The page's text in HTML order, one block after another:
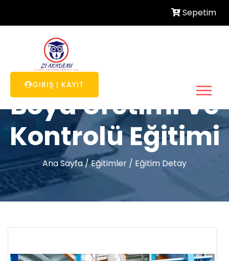
Sepetim
GIRIŞ | KAYIT
Boya Üretimi Ve
Kontrolü Eğitimi
Ana Sayfa/Eğitimler / Eğitim Detay